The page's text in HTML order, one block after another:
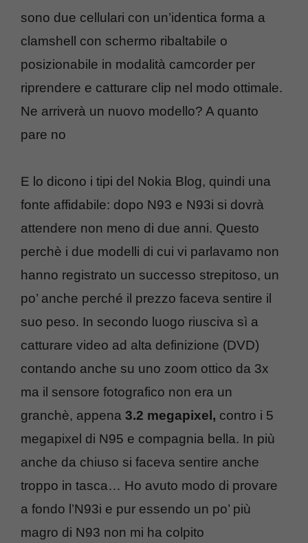
sono due cellulari con un’identica forma a
clamshell con schermo ribaltabile o
posizionabile in modalità camcorder per
riprendere e catturare clip nel modo ottimale.
Ne arriverà un nuovo modello? A quanto
pare no
E lo dicono i tipi del Nokia Blog, quindi una
fonte affidabile: dopo N93 e N93i si dovrà
attendere non meno di due anni. Questo
perchè i due modelli di cui vi parlavamo non
hanno registrato un successo strepitoso, un
po’ anche perché il prezzo faceva sentire il
suo peso. In secondo luogo riusciva sì a
catturare video ad alta definizione (DVD)
contando anche su uno zoom ottico da 3x
ma il sensore fotografico non era un
granchè, appena 3.2 megapixel, contro i 5
megapixel di N95 e compagnia bella. In più
anche da chiuso si faceva sentire anche
troppo in tasca… Ho avuto modo di provare
a fondo l’N93i e pur essendo un po’ più
magro di N93 non mi ha colpito